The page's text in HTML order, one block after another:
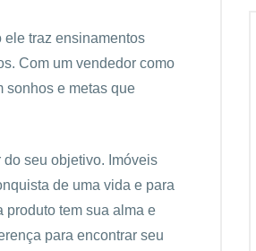
ele traz ensinamentos
Com um vendedor como
sonhos e metas que
seu objetivo. Imóveis
de uma vida e para
produto tem sua alma e
para encontrar seu